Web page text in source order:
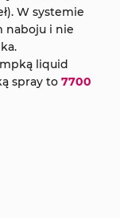
W systemie
naboju i nie
liquid
spray to 7700